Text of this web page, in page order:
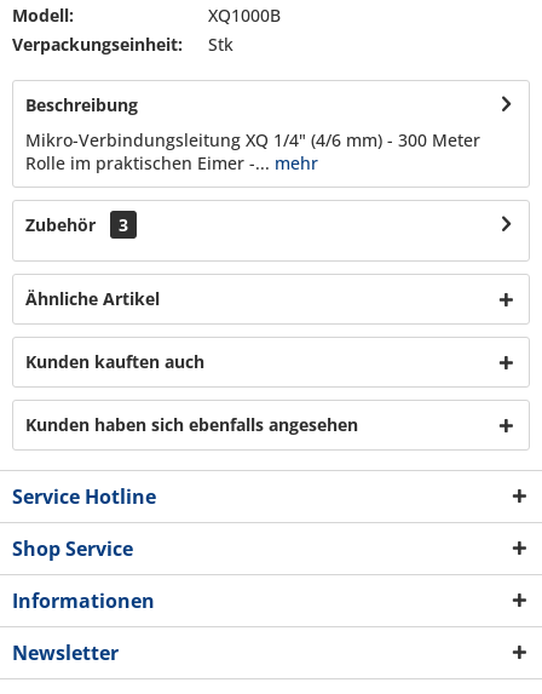
Modell:
XQ1000B
Verpackungseinheit:
Stk
Beschreibung
Mikro-Verbindungsleitung XQ 1/4" (4/6 mm) - 300 Meter
Rolle im praktischen Eimer -... mehr
Zubehör 3
Ähnliche Artikel
Kunden kauften auch
Kunden haben sich ebenfalls angesehen
Service Hotline
Shop Service
Informationen
Newsletter